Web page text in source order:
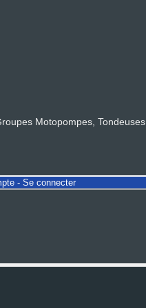
Motopompes,
- Se connecter